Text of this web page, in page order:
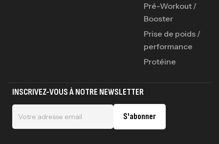
INSCRIVEZ-VOUS À NOTRE NEWSLETTER
S'abonner
Pré-Workout /
Booster
Prise de poids /
performance
Protéine